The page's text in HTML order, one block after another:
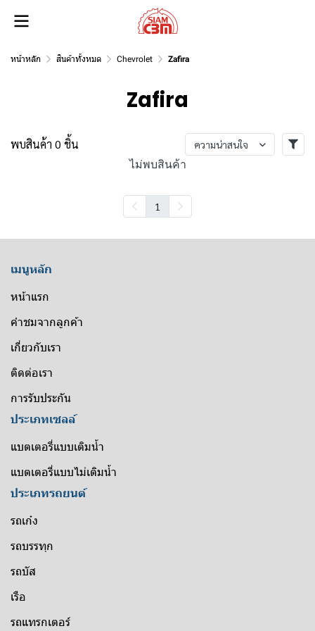
หน้าหลัก สินค้าทั้งหมด Chevrolet Zafira
Zafira
พบสินค้า 0 ชิ้น ความน่าสนใจ
ไม่พบสินค้า
1
เมนูหลัก
หน้าแรก
คำชมจากลูกค้า
เกี่ยวกับเรา
ติดต่อเรา
การรับประกัน
ประเภทเซลล์
แบตเตอรี่แบบเติมน้ำ
แบตเตอรี่แบบไม่เติมน้ำ
ประเภทรถยนต์
รถเก๋ง
รถบรรทุก
รถบัส
เรือ
รถแทรกเตอร์